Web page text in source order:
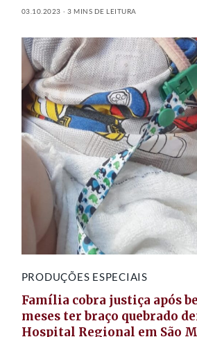
03.10.2023 3 MINS DE LEITURA
PRODUÇÕES ESPECIAIS
Família cobra justiça após
meses ter braço quebrado
Hospital Regional em São